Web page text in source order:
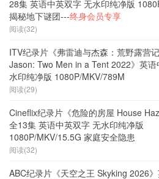
28集 英语中英双字 无水印纯净版
揭秘地下谜团---终身会员专享
阅读(32)
ITV纪录片《弗雷迪与杰森：荒野露营
Jason: Two Men in a Tent 2022》英
水印纯净版 1080P/MKV/789M
阅读(29)
Cineflix纪录片《危险的房屋 House
全13集 英语中英双字 无水印纯净版
1080P/MKV/15.5G 家庭安全隐患
阅读(32)
ABC纪录片《天空之王 Skyking 2026